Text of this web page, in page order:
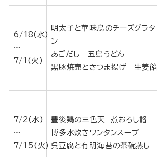
6/18(水)
～
7/1(火)
明太子と華味鳥のチーズグラタ
ン
あごだし 五島うどん
黒豚焼売とさつま揚げ 生姜餡
7/2(水)
～
7/15(火)
豊後鶏の三色天 煮おろし餡
博多水炊きワンタンスープ
呉豆腐と有明海苔の茶碗蒸し